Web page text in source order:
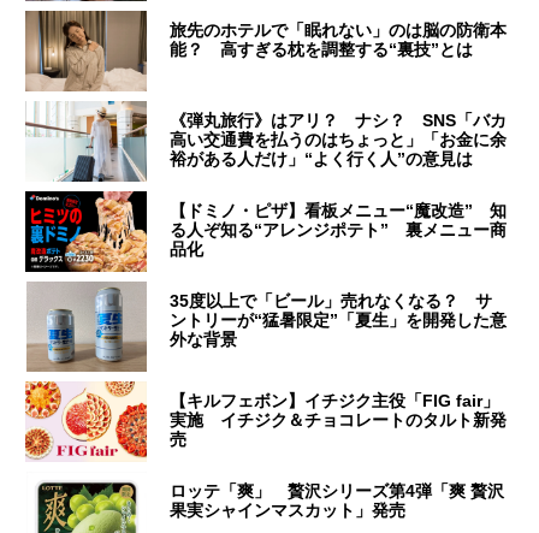
旅先のホテルで「眠れない」のは脳の防衛本
能？ 高すぎる枕を調整する“裏技”とは
《弾丸旅行》はアリ？ ナシ？ SNS「バカ
高い交通費を払うのはちょっと」「お金に余
裕がある人だけ」“よく行く人”の意見は
【ドミノ・ピザ】看板メニュー“魔改造” 知
る人ぞ知る“アレンジポテト” 裏メニュー商
品化
35度以上で「ビール」売れなくなる？ サ
ントリーが“猛暑限定”「夏生」を開発した意
外な背景
【キルフェボン】イチジク主役「FIG fair」
実施 イチジク＆チョコレートのタルト新発
売
ロッテ「爽」 贅沢シリーズ第4弾「爽 贅沢
果実シャインマスカット」発売